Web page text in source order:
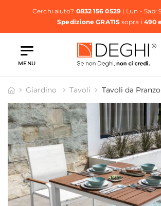
Cerchi aiuto? 0832 156 0529| Lun - Sab:
Spedizione GRATISsopra i 490
MENU
Giardino Tavoli Tavoli da Pranzo